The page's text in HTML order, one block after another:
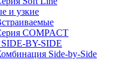
и узкие
СOMPACT
BY-SIDE
Side-by-Side